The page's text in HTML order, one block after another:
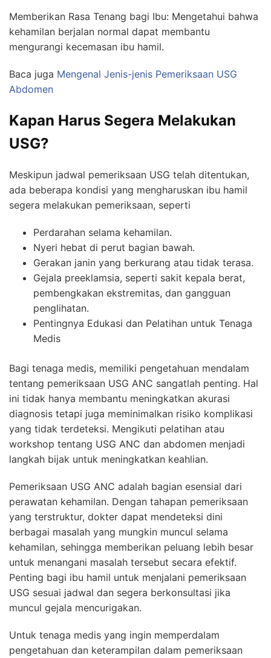
Memberikan Rasa Tenang bagi Ibu: Mengetahui bahwa
kehamilan berjalan normal dapat membantu
mengurangi kecemasan ibu hamil.
Baca juga Mengenal Jenis-jenis Pemeriksaan USG
Abdomen
Kapan Harus Segera Melakukan
USG?
Meskipun jadwal pemeriksaan USG telah ditentukan,
ada beberapa kondisi yang mengharuskan ibu hamil
segera melakukan pemeriksaan, seperti
Perdarahan selama kehamilan.
Nyeri hebat di perut bagian bawah.
Gerakan janin yang berkurang atau tidak terasa.
Gejala preeklamsia, seperti sakit kepala berat,
pembengkakan ekstremitas, dan gangguan
penglihatan.
Pentingnya Edukasi dan Pelatihan untuk Tenaga
Medis
Bagi tenaga medis, memiliki pengetahuan mendalam
tentang pemeriksaan USG ANC sangatlah penting. Hal
ini tidak hanya membantu meningkatkan akurasi
diagnosis tetapi juga meminimalkan risiko komplikasi
yang tidak terdeteksi. Mengikuti pelatihan atau
workshop tentang USG ANC dan abdomen menjadi
langkah bijak untuk meningkatkan keahlian.
Pemeriksaan USG ANC adalah bagian esensial dari
perawatan kehamilan. Dengan tahapan pemeriksaan
yang terstruktur, dokter dapat mendeteksi dini
berbagai masalah yang mungkin muncul selama
kehamilan, sehingga memberikan peluang lebih besar
untuk menangani masalah tersebut secara efektif.
Penting bagi ibu hamil untuk menjalani pemeriksaan
USG sesuai jadwal dan segera berkonsultasi jika
muncul gejala mencurigakan.
Untuk tenaga medis yang ingin memperdalam
pengetahuan dan keterampilan dalam pemeriksaan